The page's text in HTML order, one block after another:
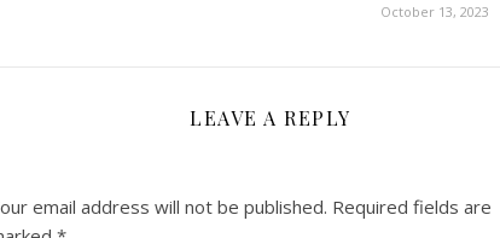
October 13, 2023
LEAVE A REPLY
email address will not be published. Required fields are